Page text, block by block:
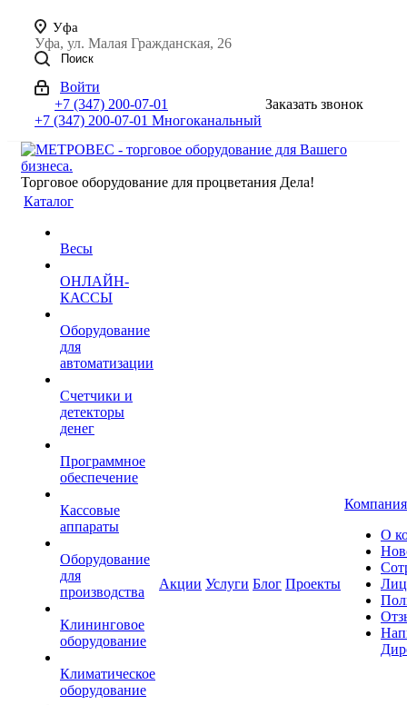
Уфа
Уфа, ул. Малая Гражданская, 26
Поиск
Войти
+7 (347) 200-07-01
+7 (347) 200-07-01 Многоканальный
Заказать звонок
Торговое оборудование для процветания Дела!
Каталог
Весы
ОНЛАЙН-
КАССЫ
Оборудование
для
автоматизации
Счетчики и
детекторы
денег
Программное
обеспечение
Кассовые
аппараты
Оборудование
для
производства
Клининговое
оборудование
Климатическое
оборудование
Акции Услуги Блог Проекты
Компания
О